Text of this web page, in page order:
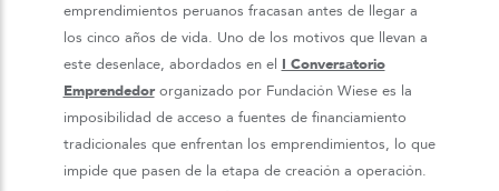
emprendimientos peruanos fracasan antes de llegar a
los cinco años de vida. Uno de los motivos que llevan a
este desenlace, abordados en el I Conversatorio
Emprendedororganizado por Fundación Wiese es la
imposibilidad de acceso a fuentes de financiamiento
tradicionales que enfrentan los emprendimientos, lo que
impide que pasen de la etapa de creación a operación.